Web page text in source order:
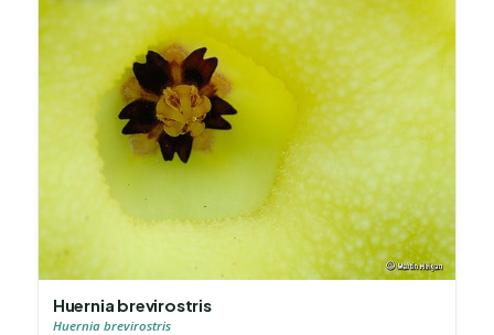
Huernia brevirostris
Huernia brevirostris